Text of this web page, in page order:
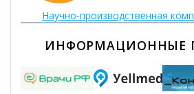
Научно-производственная
ИНФОРМАЦИОННЫЕ